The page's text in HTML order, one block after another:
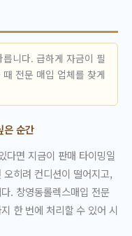
니다. 급하게 자금이 필
전문 매입 업체를 찾게
은 순간
다면 지금이 판매 타이밍일
히려 컨디션이 떨어지고,
. 창영동롤렉스매입 전문
한 번에 처리할 수 있어 시